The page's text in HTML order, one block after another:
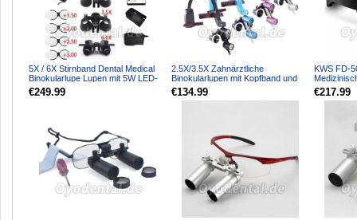
5X / 6X Stirnband Dental Medical
Binokularlupe Lupen mit 5W LED-
Scheinwerfer
€249.99
2.5X/3.5X Zahnärztliche
Binokularlupen mit Kopfband und
5W LED-Scheinwerfer
€134.99
KWS FD-
€217.99